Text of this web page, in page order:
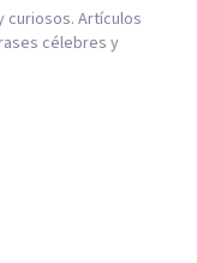
curiosos. Artículos
célebres y